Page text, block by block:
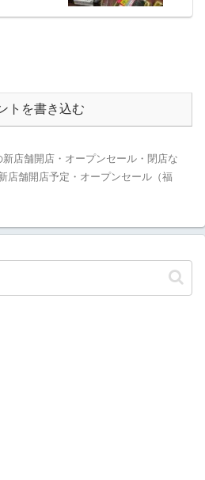
トを書き込む
新店舗開店・オープンセール・閉店な
店舗開店予定・オープンセール（福